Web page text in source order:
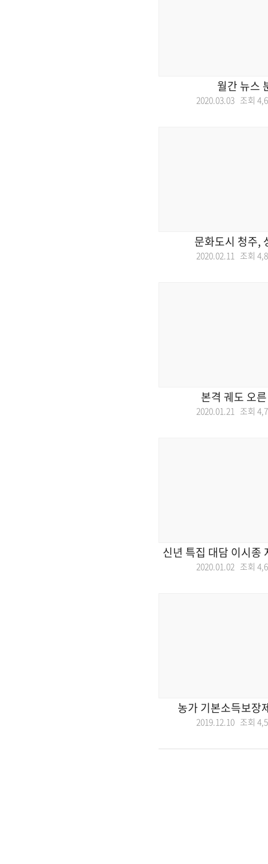
월간 뉴스
2020.03.03 조회
문화도시 청주,
2020.02.11 조회
본격 궤도 오
2020.01.21 조회
신년 특집 대담 이시종
2020.01.02 조회
농가 기본소득보장
2019.12.10 조회